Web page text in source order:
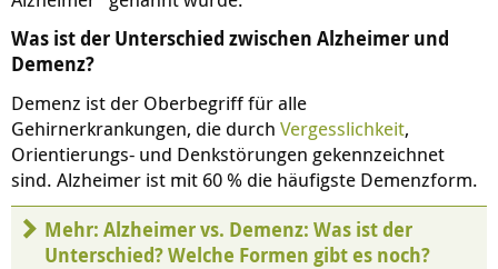
Was ist der Unterschied zwischen Alzheimer und
Demenz?
Demenz ist der Oberbegriff für alle
Gehirnerkrankungen, die durch Vergesslichkeit,
Orientierungs- und Denkstörungen gekennzeichnet
sind. Alzheimer ist mit 60 % die häufigste Demenzform.
Mehr: Alzheimer vs. Demenz: Was ist der
Unterschied? Welche Formen gibt es noch?